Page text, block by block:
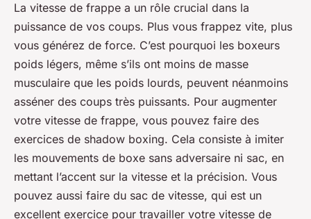
La vitesse de frappe a un rôle crucial dans la
puissance de vos coups. Plus vous frappez vite, plus
vous générez de force. C’est pourquoi les boxeurs
poids légers, même s’ils ont moins de masse
musculaire que les poids lourds, peuvent néanmoins
asséner des coups très puissants. Pour augmenter
votre vitesse de frappe, vous pouvez faire des
exercices de shadow boxing. Cela consiste à imiter
les mouvements de boxe sans adversaire ni sac, en
mettant l’accent sur la vitesse et la précision. Vous
pouvez aussi faire du sac de vitesse, qui est un
excellent exercice pour travailler votre vitesse de